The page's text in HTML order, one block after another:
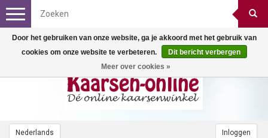
Nederlands Inloggen
Toggle
navigation
Door het gebruiken van onze website, ga je akkoord met het gebruik van
cookies om onze website te verbeteren.
Dit bericht verbergen
Meer over cookies »